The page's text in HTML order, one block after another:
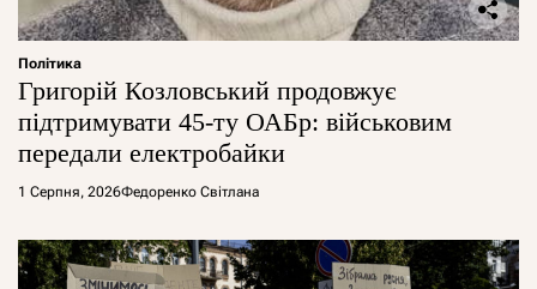
Політика
Григорій Козловський продовжує
підтримувати 45-ту ОАБр: військовим
передали електробайки
1 Серпня, 2026Федоренко Світлана